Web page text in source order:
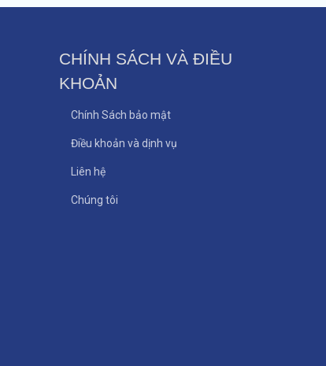
CHÍNH SÁCH VÀ ĐIỀU
KHOẢN
Chính Sách bảo mật
Điều khoản và dịnh vụ
Liên hệ
Chúng tôi